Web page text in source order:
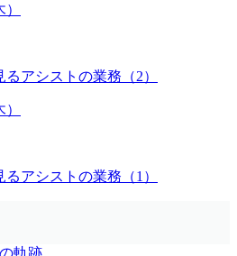
アシストの業務（2）
アシストの業務（1）
軌跡